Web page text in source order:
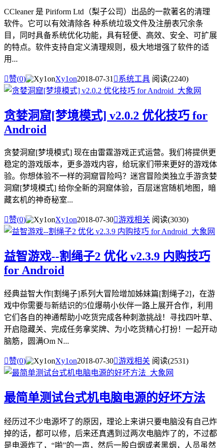
CCleaner 是 Piriform Ltd（梨子公司）出品的一款著名的清理
软件。它可以有效清除各 种系统垃圾文件及注册表冗余条
目，同时具备系统优化功能，具有轻便、高效、安全、可扩展
的特点。软件支持自定义清理规则，极大地增强了软件的适
用...
赞(0) Xy1on2018-07-31 系统工具 阅读(2240)
贪婪洞窟[梦境模式] v2.0.2 优化技巧 for
Android
贪婪洞窟[梦境模式] 现在由雷霆游戏正式运营。我们将提供更
稳定的游戏版本，更多游戏内容，给玩家们带来更好的游戏体
验。你想体验不一样的洞窟冒险吗？迷宫冒险类独立手游贪婪
洞窟[梦境模式] 给你全新的洞窟体验，百层迷宫随机地图，暗
藏玄机的神奇秘室...
赞(0) Xy1on2018-07-30游戏相关 阅读(3030)
益智游戏--割绳子2 优化 v2.3.9 内购技巧
for Android
经典益智大作[割绳子]系列大冒险增加姊妹篇[割绳子2]，在游
戏中你需要与新结识的5位爆萌小伙伴一路上展开合作，利用
它们各自的神通帮助小吃货完成各种刺激挑战！寻找四叶草、
开启隐藏关、完成任务拿奖牌、为小吃货精心打扮！一起开动
脑筋，圆满Om N...
赞(0) Xy1on2018-07-30游戏相关 阅读(2531)
最简单测试台式机电脑电源的好坏方法
经历过不少电源坏了的原因，理论上来讲只要电脑没有自己炸
掉的话，都可以修，后来还真遇到过两次电脑炸了的，不过都
是电源炸了，“啪”的一声，然后一股白烟或者黑烟，人员虽然